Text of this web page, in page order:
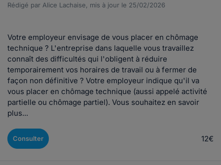
Rédigé par Alice Lachaise, mis à jour le 25/02/2026
Votre employeur envisage de vous placer en chômage
technique ? L'entreprise dans laquelle vous travaillez
connaît des difficultés qui l'obligent à réduire
temporairement vos horaires de travail ou à fermer de
façon non définitive ? Votre employeur indique qu'il va
vous placer en chômage technique (aussi appelé activité
partielle ou chômage partiel). Vous souhaitez en savoir
plus...
Consulter 12€